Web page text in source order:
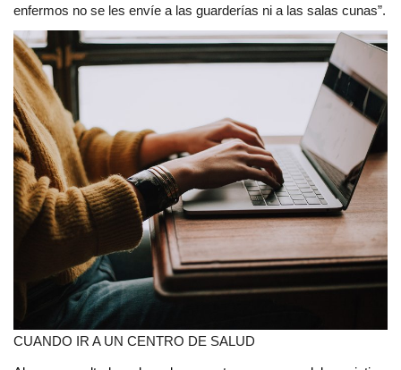
enfermos no se les envíe a las guarderías ni a las salas cunas”.
CUANDO IR A UN CENTRO DE SALUD